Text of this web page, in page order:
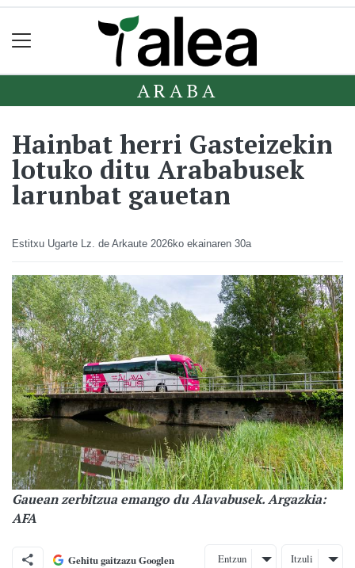
ARABA
Hainbat herri Gasteizekin
lotuko ditu Arababusek
larunbat gauetan
Estitxu Ugarte Lz. de Arkaute 2026ko ekainaren 30a
Gauean zerbitzua emango du Alavabusek. Argazkia:
AFA
Gehitu gaitzazu Googlen Entzun Itzuli